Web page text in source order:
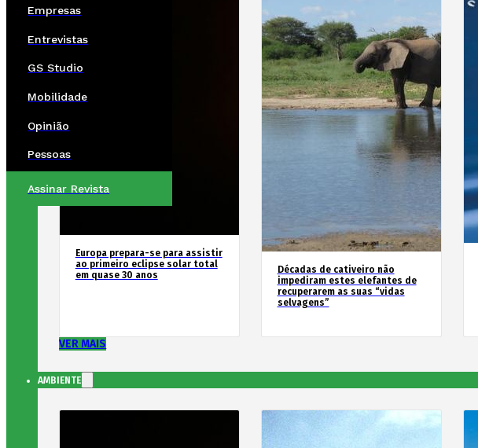
Empresas
Entrevistas
GS Studio
Mobilidade
Opinião
Pessoas
Assinar Revista
Europa prepara-se para assistir
ao primeiro eclipse solar total
em quase 30 anos
Décadas de cativeiro não
impediram estes elefantes de
recuperarem as suas “vidas
selvagens”
VER MAIS
AMBIENTE